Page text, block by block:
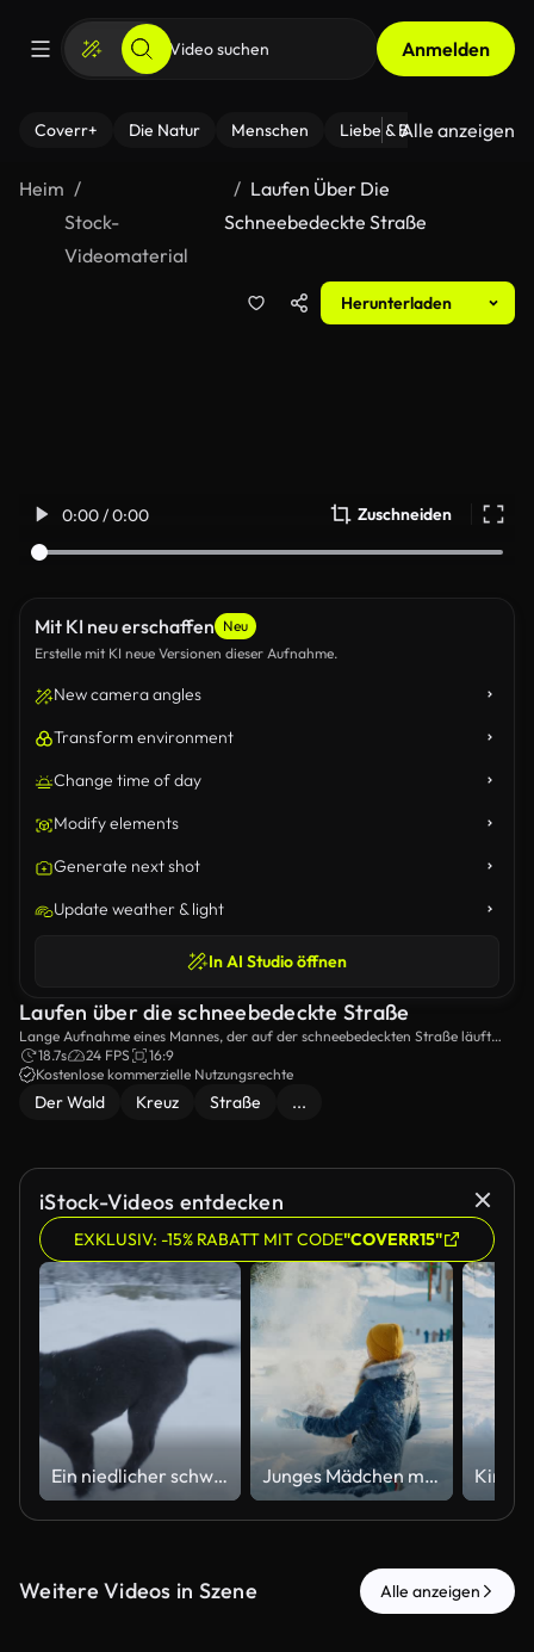
Anmelden
Coverr+ Die Natur Menschen Liebe & Beziehungen
Alle anzeigen
Heim
Stock-
Videomaterial
Laufen Über Die
Schneebedeckte Straße
Herunterladen
0:00 / 0:00 Zuschneiden
Mit KI neu erschaffen Neu
Erstelle mit KI neue Versionen dieser Aufnahme.
New camera angles
Transform environment
Change time of day
Modify elements
Generate next shot
Update weather & light
In AI Studio öffnen
Laufen über die schneebedeckte Straße
Lange Aufnahme eines Mannes, der auf der schneebedeckten Straße läuft
und Dinge in einer Plastiktasche trägt.
18.7s 24 FPS
16:9
Kostenlose kommerzielle Nutzungsrechte
Der Wald Kreuz Straße ...
iStock-Videos entdecken
EXKLUSIV: -15% RABATT MIT CODE"COVERR15"
Ein niedlicher schwarzer Welpe mit weißer Brust, der fröhlich draußen im frischen Schnee rennt und spielt, während eines wunderschönen Wintertages mit einem fröhlichen und energiegeladenen Ausdruck der Kamera hinterherjagt. Junges Mädchen mit braunem Hund genießt einen verschneiten Tag im Freien
Weitere Videos in Szene Alle anzeigen